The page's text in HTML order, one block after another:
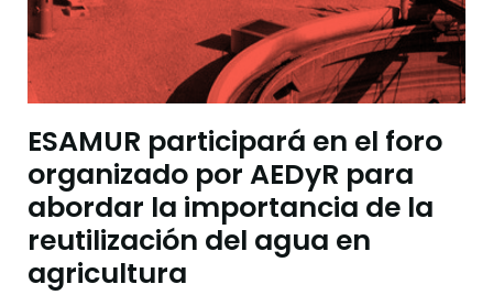
ESAMUR participará en el foro
organizado por AEDyR para
abordar la importancia de la
reutilización del agua en
agricultura